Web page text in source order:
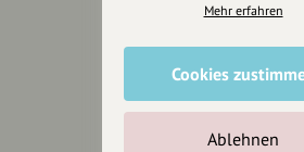
Anakin Design
Unterstütze
unsere
Mehr erfahren
Cookies
Ablehnen